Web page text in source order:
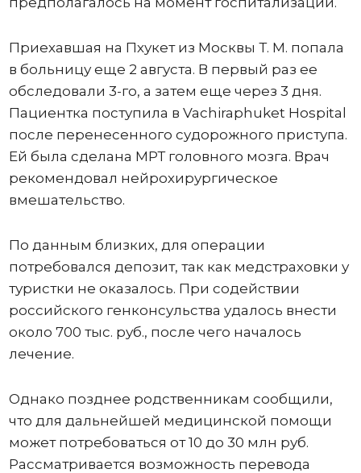
Приехавшая на Пхукет из Москвы Т. М. попала
в больницу еще 2 августа. В первый раз ее
обследовали 3-го, а затем еще через 3 дня.
Пациентка поступила в Vachiraphuket Hospital
после перенесенного судорожного приступа.
Ей была сделана МРТ головного мозга. Врач
рекомендовал нейрохирургическое
вмешательство.
По данным близких, для операции
потребовался депозит, так как медстраховки у
туристки не оказалось. При содействии
российского генконсульства удалось внести
около 700 тыс. руб., после чего началось
лечение.
Однако позднее родственникам сообщили,
что для дальнейшей медицинской помощи
может потребоваться от 10 до 30 млн руб.
Рассматривается возможность перевода